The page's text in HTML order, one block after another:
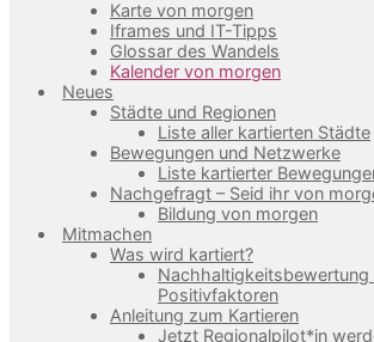
Karte von morgen
Iframes und IT-Tipps
Glossar des Wandels
Kalender von morgen
Neues
Städte und Regionen
Liste aller kartierten Städte
Bewegungen und Netzwerke
Liste kartierter
Nachgefragt – Seid ihr von
Bildung von morgen
Mitmachen
Was wird kartiert?
Nachhaltigkeitsbewertung
Positivfaktoren
Anleitung zum Kartieren
Jetzt Regionalpilot*in